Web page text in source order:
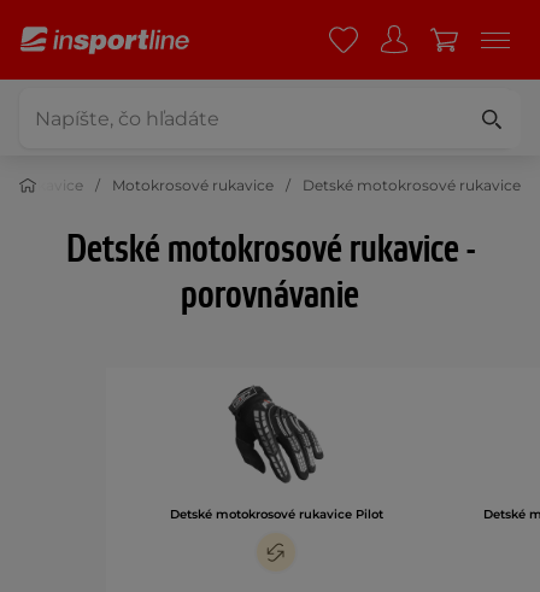
rukavice Motokrosové rukavice Detské motokrosové rukavice
Detské motokrosové rukavice -
porovnávanie
Detské motokrosové rukavice Pilot Detské